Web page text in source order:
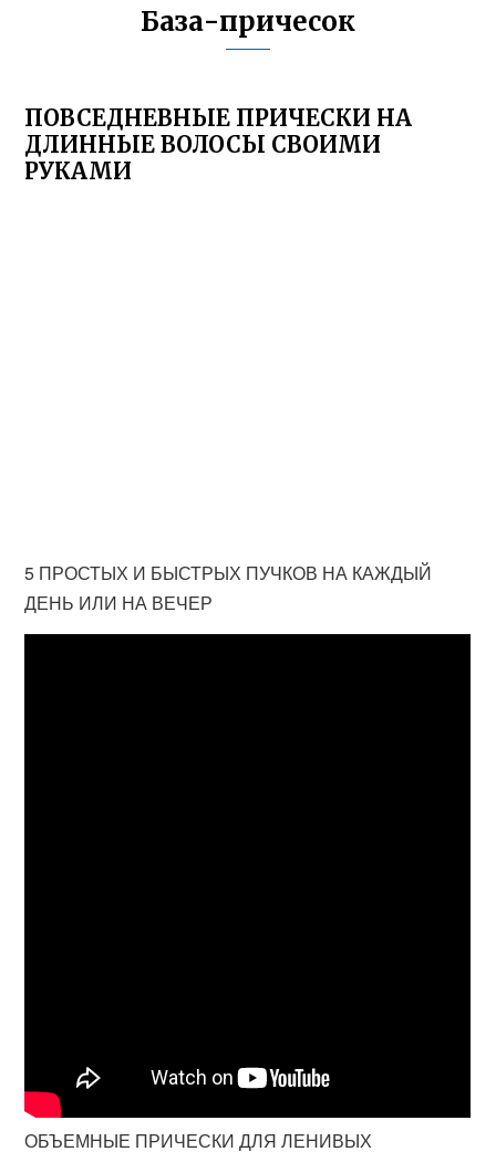
База-причесок
ПОВСЕДНЕВНЫЕ ПРИЧЕСКИ НА
ДЛИННЫЕ ВОЛОСЫ СВОИМИ
РУКАМИ
5 ПРОСТЫХ И БЫСТРЫХ ПУЧКОВ НА КАЖДЫЙ
ДЕНЬ ИЛИ НА ВЕЧЕР
ОБЪЕМНЫЕ ПРИЧЕСКИ ДЛЯ ЛЕНИВЫХ